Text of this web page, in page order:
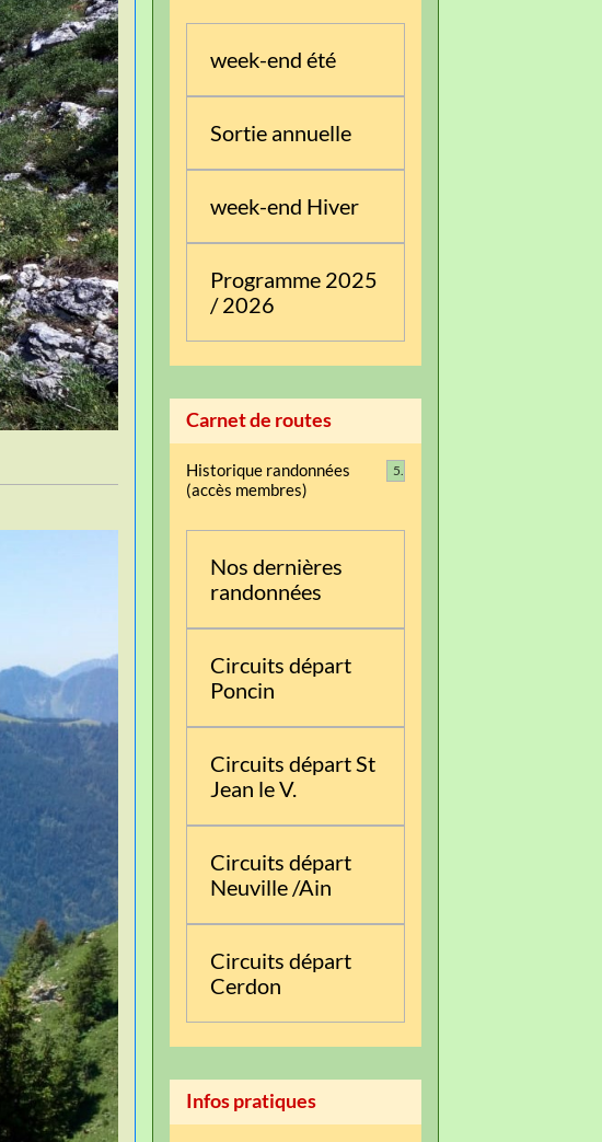
week-end été
Sortie annuelle
week-end Hiver
Programme 2025
/ 2026
Carnet de routes
Historique randonnées
(accès membres)
5
Nos dernières
randonnées
Circuits départ
Poncin
Circuits départ St
Jean le V.
Circuits départ
Neuville /Ain
Circuits départ
Cerdon
Infos pratiques